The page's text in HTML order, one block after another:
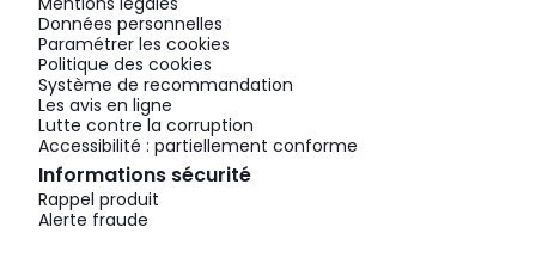
Données personnelles
Paramétrer les cookies
Politique des cookies
Système de recommandation
Les avis en ligne
Lutte contre la corruption
Accessibilité : partiellement conforme
Informations sécurité
Rappel produit
Alerte fraude